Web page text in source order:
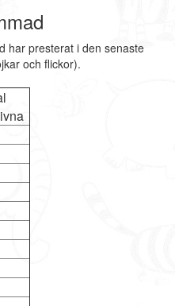
har presterat i den senaste
och flickor).